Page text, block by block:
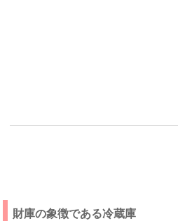
財庫の象徴である冷蔵庫